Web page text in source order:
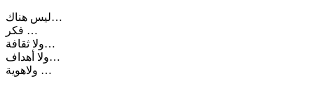
ليس هناك…
فكر …
ولا ثقافة…
ولا أهداف…
ولاهوية …